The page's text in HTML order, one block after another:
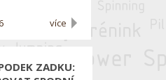
více
ZADKU: